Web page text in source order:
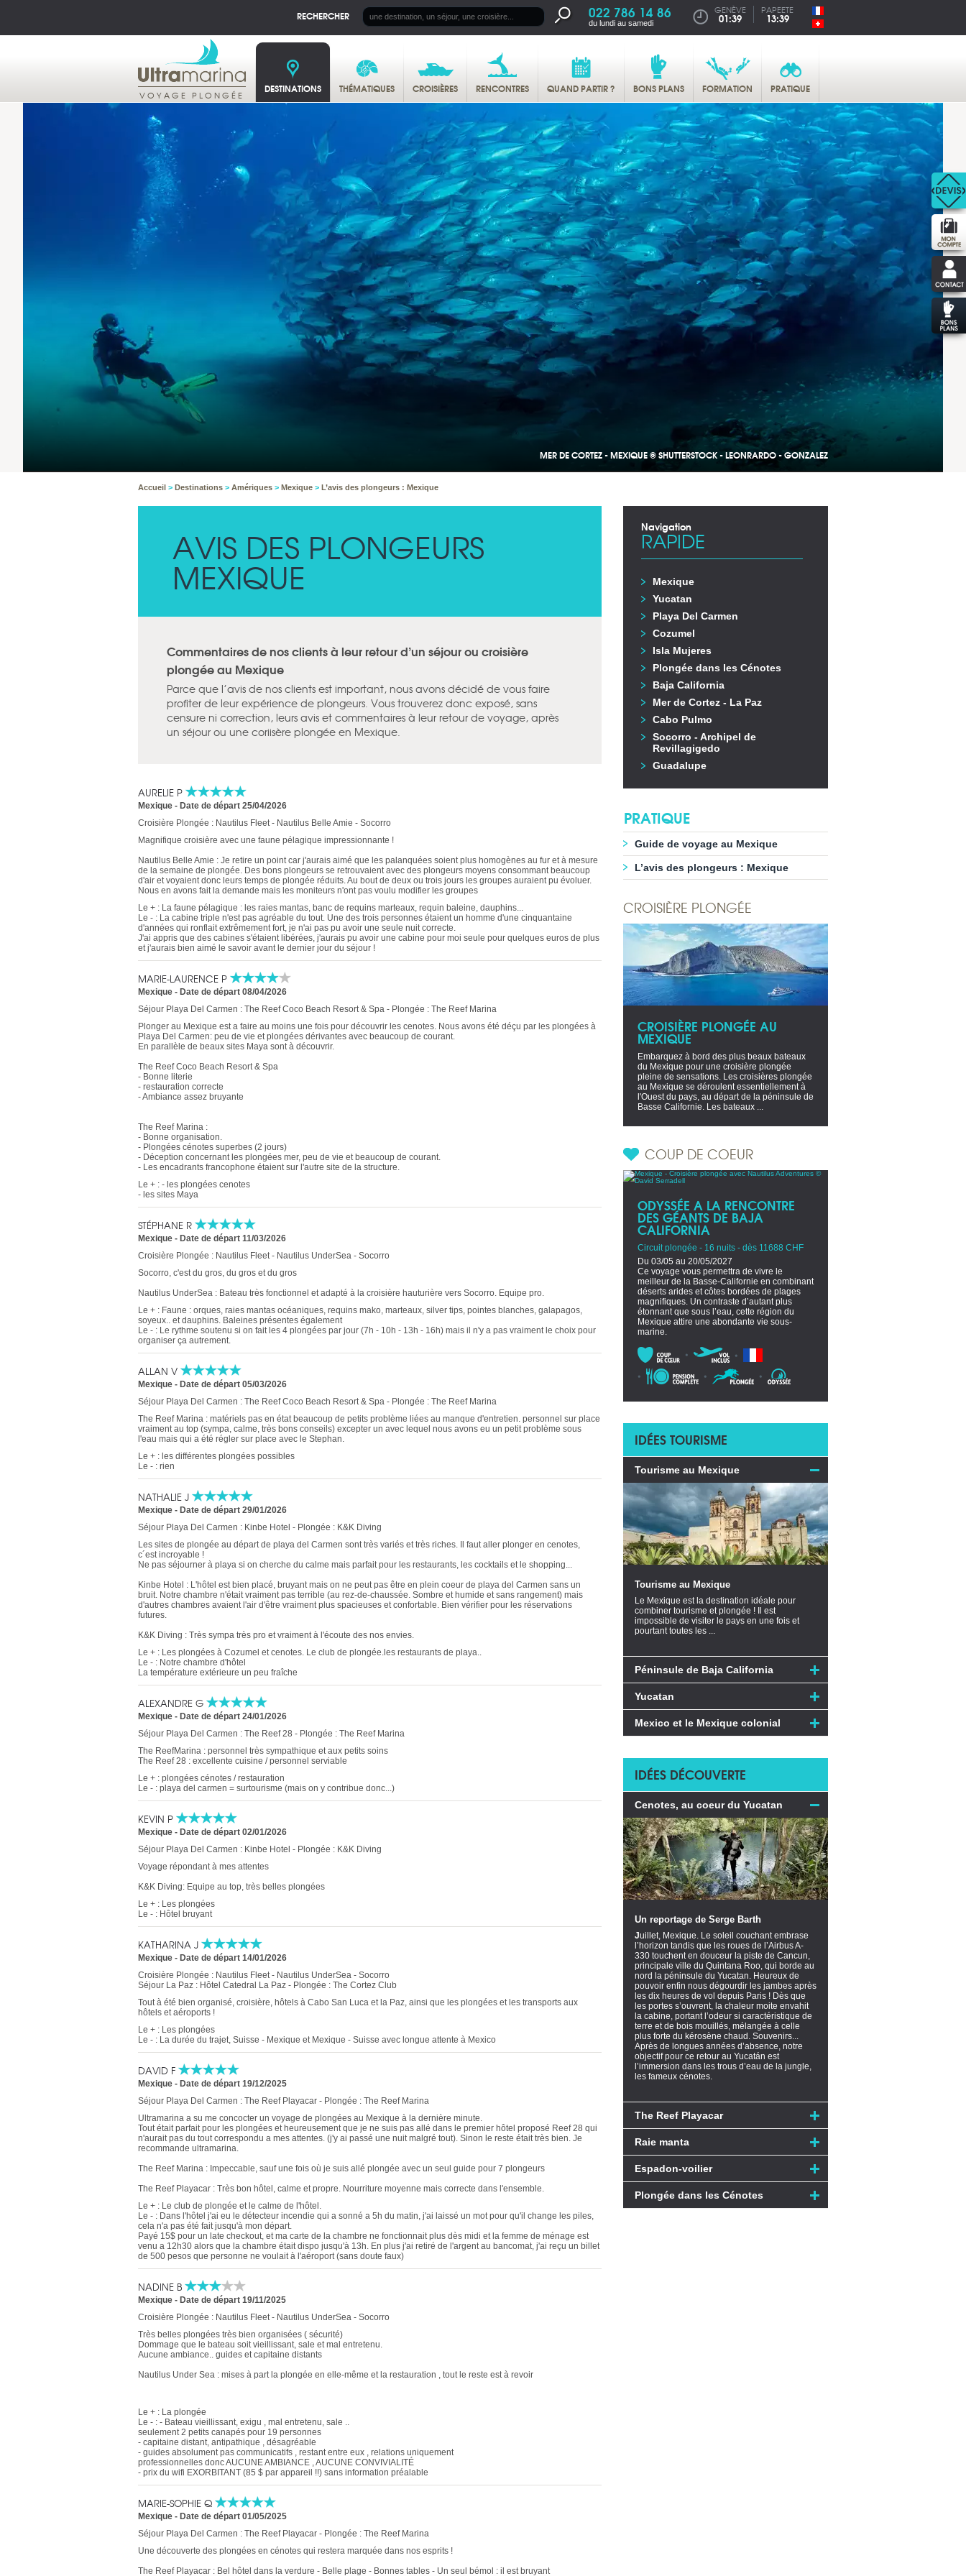
RECHERCHER 022 786 14 86
du lundi au samedi
GENÈVE
01:39
PAPEETE
13:39
VOYAGE PLONGÉE DESTINATIONS THÉMATIQUES CROISIÈRES RENCONTRES QUAND PARTIR ? BONS PLANS FORMATION PRATIQUE
MER DE CORTEZ - MEXIQUE © SHUTTERSTOCK - LEONRARDO - GONZALEZ
Accueil > Destinations > Amériques > Mexique > L’avis des plongeurs : Mexique
AVIS DES PLONGEURS
MEXIQUE
Commentaires de nos clients à leur retour d’un séjour ou croisière
plongée au Mexique
Parce que l’avis de nos clients est important, nous avons décidé de vous faire
profiter de leur expérience de plongeurs. Vous trouverez donc exposé, sans
censure ni correction, leurs avis et commentaires à leur retour de voyage, après
un séjour ou une coriisère plongée en Mexique.
AURELIE P
Mexique - Date de départ 25/04/2026
Croisière Plongée : Nautilus Fleet - Nautilus Belle Amie - Socorro
Magnifique croisière avec une faune pélagique impressionnante !
Nautilus Belle Amie : Je retire un point car j'aurais aimé que les palanquées soient plus homogènes au fur et à mesure
de la semaine de plongée. Des bons plongeurs se retrouvaient avec des plongeurs moyens consommant beaucoup
d'air et voyaient donc leurs temps de plongée réduits. Au bout de deux ou trois jours les groupes auraient pu évoluer.
Nous en avons fait la demande mais les moniteurs n'ont pas voulu modifier les groupes
Le + : La faune pélagique : les raies mantas, banc de requins marteaux, requin baleine, dauphins...
Le - : La cabine triple n'est pas agréable du tout. Une des trois personnes étaient un homme d'une cinquantaine
d'années qui ronflait extrêmement fort, je n'ai pas pu avoir une seule nuit correcte.
J'ai appris que des cabines s'étaient libérées, j'aurais pu avoir une cabine pour moi seule pour quelques euros de plus
et j'aurais bien aimé le savoir avant le dernier jour du séjour !
MARIE-LAURENCE P
Mexique - Date de départ 08/04/2026
Séjour Playa Del Carmen : The Reef Coco Beach Resort & Spa - Plongée : The Reef Marina
Plonger au Mexique est a faire au moins une fois pour découvrir les cenotes. Nous avons été déçu par les plongées à
Playa Del Carmen: peu de vie et plongées dérivantes avec beaucoup de courant.
En parallèle de beaux sites Maya sont à découvrir.
The Reef Coco Beach Resort & Spa
- Bonne literie
- restauration correcte
- Ambiance assez bruyante
The Reef Marina :
- Bonne organisation.
- Plongées cénotes superbes (2 jours)
- Déception concernant les plongées mer, peu de vie et beaucoup de courant.
- Les encadrants francophone étaient sur l'autre site de la structure.
Le + : - les plongées cenotes
- les sites Maya
STÉPHANE R
Mexique - Date de départ 11/03/2026
Croisière Plongée : Nautilus Fleet - Nautilus UnderSea - Socorro
Socorro, c'est du gros, du gros et du gros
Nautilus UnderSea : Bateau très fonctionnel et adapté à la croisière hauturière vers Socorro. Equipe pro.
Le + : Faune : orques, raies mantas océaniques, requins mako, marteaux, silver tips, pointes blanches, galapagos,
soyeux.. et dauphins. Baleines présentes également
Le - : Le rythme soutenu si on fait les 4 plongées par jour (7h - 10h - 13h - 16h) mais il n'y a pas vraiment le choix pour
organiser ça autrement.
ALLAN V
Mexique - Date de départ 05/03/2026
Séjour Playa Del Carmen : The Reef Coco Beach Resort & Spa - Plongée : The Reef Marina
The Reef Marina : matériels pas en état beaucoup de petits problème liées au manque d'entretien. personnel sur place
vraiment au top (sympa, calme, très bons conseils) excepter un avec lequel nous avons eu un petit problème sous
l'eau mais qui a été régler sur place avec le Stephan.
Le + : les différentes plongées possibles
Le - : rien
NATHALIE J
Mexique - Date de départ 29/01/2026
Séjour Playa Del Carmen : Kinbe Hotel - Plongée : K&K Diving
Les sites de plongée au départ de playa del Carmen sont très variés et très riches. Il faut aller plonger en cenotes,
c´est incroyable !
Ne pas séjourner à playa si on cherche du calme mais parfait pour les restaurants, les cocktails et le shopping...
Kinbe Hotel : L'hôtel est bien placé, bruyant mais on ne peut pas être en plein coeur de playa del Carmen sans un
bruit. Notre chambre n'était vraiment pas terrible (au rez-de-chaussée. Sombre et humide et sans rangement) mais
d'autres chambres avaient l'air d'être vraiment plus spacieuses et confortable. Bien vérifier pour les réservations
futures.
K&K Diving : Très sympa très pro et vraiment à l'écoute des nos envies.
Le + : Les plongées à Cozumel et cenotes. Le club de plongée.les restaurants de playa..
Le - : Notre chambre d'hôtel
La température extérieure un peu fraîche
ALEXANDRE G
Mexique - Date de départ 24/01/2026
Séjour Playa Del Carmen : The Reef 28 - Plongée : The Reef Marina
The ReefMarina : personnel très sympathique et aux petits soins
The Reef 28 : excellente cuisine / personnel serviable
Le + : plongées cénotes / restauration
Le - : playa del carmen = surtourisme (mais on y contribue donc...)
KEVIN P
Mexique - Date de départ 02/01/2026
Séjour Playa Del Carmen : Kinbe Hotel - Plongée : K&K Diving
Voyage répondant à mes attentes
K&K Diving: Equipe au top, très belles plongées
Le + : Les plongées
Le - : Hôtel bruyant
KATHARINA J
Mexique - Date de départ 14/01/2026
Croisière Plongée : Nautilus Fleet - Nautilus UnderSea - Socorro
Séjour La Paz : Hôtel Catedral La Paz - Plongée : The Cortez Club
Tout à été bien organisé, croisière, hôtels à Cabo San Luca et la Paz, ainsi que les plongées et les transports aux
hôtels et aéroports !
Le + : Les plongées
Le - : La durée du trajet, Suisse - Mexique et Mexique - Suisse avec longue attente à Mexico
DAVID F
Mexique - Date de départ 19/12/2025
Séjour Playa Del Carmen : The Reef Playacar - Plongée : The Reef Marina
Ultramarina a su me concocter un voyage de plongées au Mexique à la dernière minute.
Tout était parfait pour les plongées et heureusement que je ne suis pas allé dans le premier hôtel proposé Reef 28 qui
n'aurait pas du tout correspondu a mes attentes. (j'y ai passé une nuit malgré tout). Sinon le reste était très bien. Je
recommande ultramarina.
The Reef Marina : Impeccable, sauf une fois où je suis allé plongée avec un seul guide pour 7 plongeurs
The Reef Playacar : Très bon hôtel, calme et propre. Nourriture moyenne mais correcte dans l'ensemble.
Le + : Le club de plongée et le calme de l'hôtel.
Le - : Dans l'hôtel j'ai eu le détecteur incendie qui a sonné a 5h du matin, j'ai laissé un mot pour qu'il change les piles,
cela n'a pas été fait jusqu'à mon départ.
Payé 15$ pour un late checkout, et ma carte de la chambre ne fonctionnait plus dès midi et la femme de ménage est
venu a 12h30 alors que la chambre était dispo jusqu'à 13h. En plus j'ai retiré de l'argent au bancomat, j'ai reçu un billet
de 500 pesos que personne ne voulait à l'aéroport (sans doute faux)
NADINE B
Mexique - Date de départ 19/11/2025
Croisière Plongée : Nautilus Fleet - Nautilus UnderSea - Socorro
Très belles plongées très bien organisées ( sécurité)
Dommage que le bateau soit vieillissant, sale et mal entretenu.
Aucune ambiance.. guides et capitaine distants
Nautilus Under Sea : mises à part la plongée en elle-même et la restauration , tout le reste est à revoir
Le + : La plongée
Le - : - Bateau vieillissant, exigu , mal entretenu, sale ..
seulement 2 petits canapés pour 19 personnes
- capitaine distant, antipathique , désagréable
- guides absolument pas communicatifs , restant entre eux , relations uniquement
professionnelles donc AUCUNE AMBIANCE , AUCUNE CONVIVIALITÉ
- prix du wifi EXORBITANT (85 $ par appareil !!) sans information préalable
MARIE-SOPHIE Q
Mexique - Date de départ 01/05/2025
Séjour Playa Del Carmen : The Reef Playacar - Plongée : The Reef Marina
Une découverte des plongées en cénotes qui restera marquée dans nos esprits !
The Reef Playacar : Bel hôtel dans la verdure - Belle plage - Bonnes tables - Un seul bémol : il est bruyant
Navigation
RAPIDE
Mexique
Yucatan
Playa Del Carmen
Cozumel
Isla Mujeres
Plongée dans les Cénotes
Baja California
Mer de Cortez - La Paz
Cabo Pulmo
Socorro - Archipel de
Revillagigedo
Guadalupe
PRATIQUE
Guide de voyage au Mexique
L’avis des plongeurs : Mexique
CROISIÈRE PLONGÉE
CROISIÈRE PLONGÉE AU
MEXIQUE
Embarquez à bord des plus beaux bateaux
du Mexique pour une croisière plongée
pleine de sensations. Les croisières plongée
au Mexique se déroulent essentiellement à
l'Ouest du pays, au départ de la péninsule de
Basse Californie. Les bateaux ...
COUP DE COEUR
ODYSSÉE A LA RENCONTRE
DES GÉANTS DE BAJA
CALIFORNIA
Circuit plongée - 16 nuits - dès 11688 CHF
Du 03/05 au 20/05/2027
Ce voyage vous permettra de vivre le
meilleur de la Basse-Californie en combinant
déserts arides et côtes bordées de plages
magnifiques. Un contraste d’autant plus
étonnant que sous l’eau, cette région du
Mexique attire une abondante vie sous-
marine.
IDÉES TOURISME
Tourisme au Mexique
Tourisme au Mexique
Le Mexique est la destination idéale pour
combiner tourisme et plongée ! Il est
impossible de visiter le pays en une fois et
pourtant toutes les ...
Péninsule de Baja California
Yucatan
Mexico et le Mexique colonial
IDÉES DÉCOUVERTE
Cenotes, au coeur du Yucatan
Un reportage de Serge Barth
Juillet, Mexique. Le soleil couchant embrase
l’horizon tandis que les roues de l’Airbus A-
330 touchent en douceur la piste de Cancun,
principale ville du Quintana Roo, qui borde au
nord la péninsule du Yucatan. Heureux de
pouvoir enfin nous dégourdir les jambes après
les dix heures de vol depuis Paris ! Dès que
les portes s’ouvrent, la chaleur moite envahit
la cabine, portant l’odeur si caractéristique de
terre et de bois mouillés, mélangée à celle
plus forte du kérosène chaud. Souvenirs...
Après de longues années d’absence, notre
objectif pour ce retour au Yucatán est
l’immersion dans les trous d’eau de la jungle,
les fameux cénotes.
The Reef Playacar
Raie manta
Espadon-voilier
Plongée dans les Cénotes